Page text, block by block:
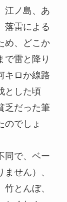
江ノ島、あ
落雷による
め、どこか
で雷と降り
キロか線路
とした頃
乏だった筆
のでしょ
同で、ベー
せん）、
とんぼ、